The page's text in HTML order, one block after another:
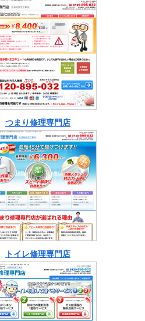
つまり修理専門店
トイレ修理専門店